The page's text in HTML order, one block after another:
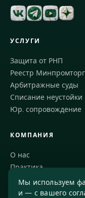
УСЛУГИ
Защита от РНП
Реестр
Арбитражные суды
Списание неустойки
Юр. сопровождение
КОМПАНИЯ
О нас
Практика
Блог
Команда
Мы используем
и — с вашего